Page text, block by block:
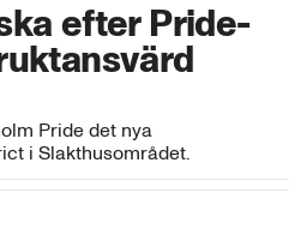
efter Pride-
Pride det nya
i Slakthusområdet.